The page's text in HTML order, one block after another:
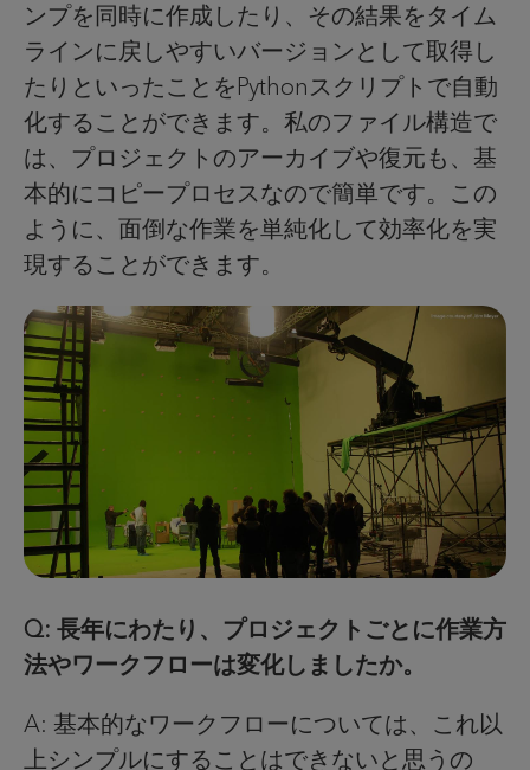
ンプを同時に作成したり、その結果をタイム
ラインに戻しやすいバージョンとして取得し
たりといったことをPythonスクリプトで自動
化することができます。私のファイル構造で
は、プロジェクトのアーカイブや復元も、基
本的にコピープロセスなので簡単です。この
ように、面倒な作業を単純化して効率化を実
現することができます。
Q: 長年にわたり、プロジェクトごとに作業方
法やワークフローは変化しましたか。
A: 基本的なワークフローについては、これ以
上シンプルにすることはできないと思うの